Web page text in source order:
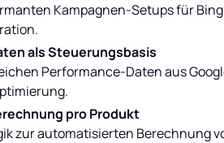
Kampagnen-Setups für
als Steuerungsbasis
Performance-Daten aus
pro Produkt
zur automatisierten Berechnung